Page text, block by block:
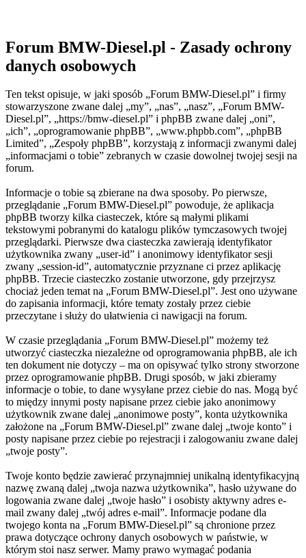
Forum BMW-Diesel.pl - Zasady ochrony
danych osobowych
Ten tekst opisuje, w jaki sposób „Forum BMW-Diesel.pl” i firmy
stowarzyszone zwane dalej „my”, „nas”, „nasz”, „Forum BMW-
Diesel.pl”, „https://bmw-diesel.pl” i phpBB zwane dalej „oni”,
„ich”, „oprogramowanie phpBB”, „www.phpbb.com”, „phpBB
Limited”, „Zespoły phpBB”, korzystają z informacji zwanymi dalej
„informacjami o tobie” zebranych w czasie dowolnej twojej sesji na
forum.
Informacje o tobie są zbierane na dwa sposoby. Po pierwsze,
przeglądanie „Forum BMW-Diesel.pl” powoduje, że aplikacja
phpBB tworzy kilka ciasteczek, które są małymi plikami
tekstowymi pobranymi do katalogu plików tymczasowych twojej
przeglądarki. Pierwsze dwa ciasteczka zawierają identyfikator
użytkownika zwany „user-id” i anonimowy identyfikator sesji
zwany „session-id”, automatycznie przyznane ci przez aplikację
phpBB. Trzecie ciasteczko zostanie utworzone, gdy przejrzysz
chociaż jeden temat na „Forum BMW-Diesel.pl”. Jest ono używane
do zapisania informacji, które tematy zostały przez ciebie
przeczytane i służy do ułatwienia ci nawigacji na forum.
W czasie przeglądania „Forum BMW-Diesel.pl” możemy też
utworzyć ciasteczka niezależne od oprogramowania phpBB, ale ich
ten dokument nie dotyczy – ma on opisywać tylko strony stworzone
przez oprogramowanie phpBB. Drugi sposób, w jaki zbieramy
informacje o tobie, to dane wysyłane przez ciebie do nas. Mogą być
to między innymi posty napisane przez ciebie jako anonimowy
użytkownik zwane dalej „anonimowe posty”, konta użytkownika
założone na „Forum BMW-Diesel.pl” zwane dalej „twoje konto” i
posty napisane przez ciebie po rejestracji i zalogowaniu zwane dalej
„twoje posty”.
Twoje konto będzie zawierać przynajmniej unikalną identyfikacyjną
nazwę zwaną dalej „twoja nazwa użytkownika”, hasło używane do
logowania zwane dalej „twoje hasło” i osobisty aktywny adres e-
mail zwany dalej „twój adres e-mail”. Informacje podane dla
twojego konta na „Forum BMW-Diesel.pl” są chronione przez
prawa dotyczące ochrony danych osobowych w państwie, w
którym stoi nasz serwer. Mamy prawo wymagać podania